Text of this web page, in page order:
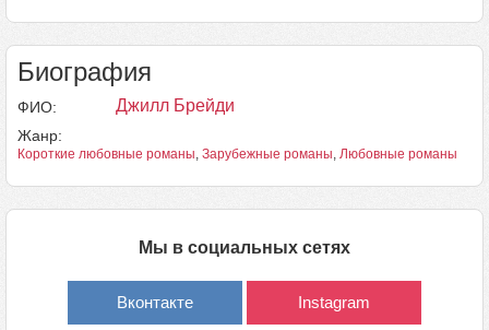
Биография
ФИО: Джилл Брейди
Жанр:
Короткие любовные романы, Зарубежные романы, Любовные романы
Мы в социальных сетях
Вконтакте Instagram